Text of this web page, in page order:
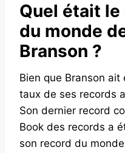
Quel était
du monde
Branson ?
Bien que Branson
taux de ses records
Son dernier record
Book des records a
son record du